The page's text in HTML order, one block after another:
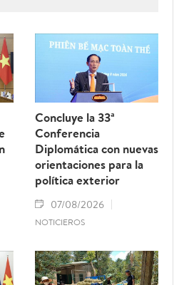
Concluye la 33ª
Conferencia
Diplomática con nuevas
orientaciones para la
política exterior
07/08/2026
NOTICIEROS